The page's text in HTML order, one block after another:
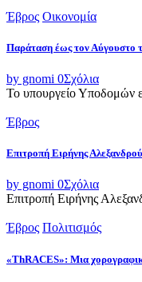
Έβρος Οικονομία
Παράταση έως τον Αύγουστο
by gnomi 0Σχόλια
Το υπουργείο Υποδομών
Έβρος
Επιτροπή Ειρήνης
by gnomi 0Σχόλια
Επιτροπή Ειρήνης
Έβρος Πολιτισμός
«ThRACES»: Μια